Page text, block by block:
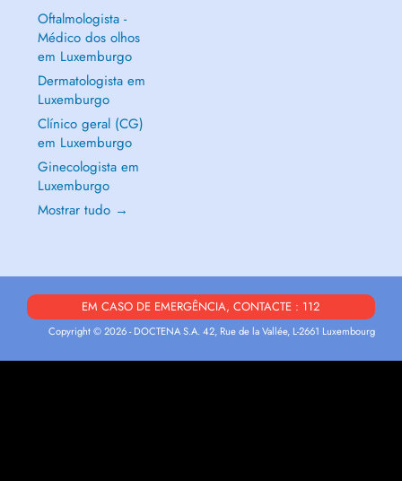
Oftalmologista -
Médico dos olhos
em Luxemburgo
Dermatologista em
Luxemburgo
Clínico geral (CG)
em Luxemburgo
Ginecologista em
Luxemburgo
Mostrar tudo →
EM CASO DE EMERGÊNCIA, CONTACTE : 112
Copyright © 2026 - DOCTENA S.A. 42, Rue de la Vallée, L-2661 Luxembourg